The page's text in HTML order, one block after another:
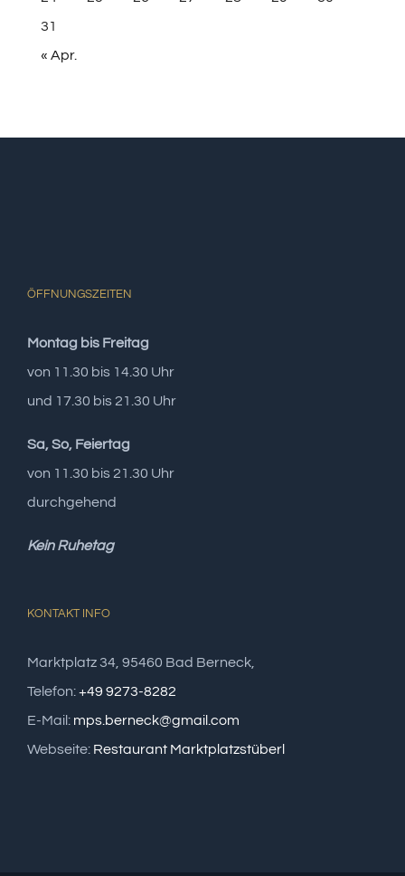
31
« Apr.
ÖFFNUNGSZEITEN
Montag bis Freitag
von 11.30 bis 14.30 Uhr
und 17.30 bis 21.30 Uhr
Sa, So, Feiertag
von 11.30 bis 21.30 Uhr
durchgehend
Kein Ruhetag
KONTAKT INFO
Marktplatz 34, 95460 Bad Berneck,
Telefon:+49 9273-8282
E-Mail: mps.berneck@gmail.com
Webseite: Restaurant Marktplatzstüberl